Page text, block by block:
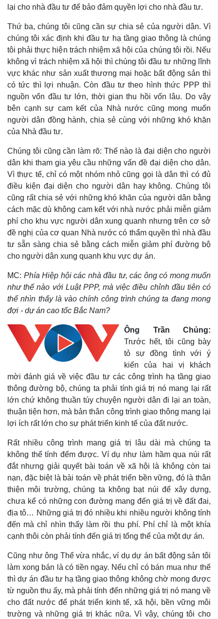
Văn hóa
Sân khấu - Điện ảnh
Văn học
Âm nhạc
Giải trí
Nghệ sĩ
Thời trang
Sao Việt
lại cho nhà đầu tư để bảo đảm quyền lợi cho nhà đầu tư.
Thứ ba, chúng tôi cũng cần sự chia sẻ của người dân. Vì
chúng tôi xác định khi đầu tư hạ tầng giao thông là chúng
tôi phải thực hiện trách nhiệm xã hội của chúng tôi rồi. Nếu
không vì trách nhiệm xã hội thì chúng tôi đầu tư những lĩnh
vực khác như sản xuất thương mại hoặc bất động sản thì
có tức thì lợi nhuận. Còn đầu tư theo hình thức PPP thì
nguồn vốn đầu tư lớn, thời gian thu hồi vốn lâu. Do vậy
bên cạnh sự cam kết của Nhà nước cũng mong muốn
người dân đồng hành, chia sẻ cùng với những khó khăn
của Nhà đầu tư.
Chúng tôi cũng cần làm rõ: Thế nào là đại diện cho người
dân khi tham gia yêu cầu những vấn đề đại diện cho dân.
Vì thực tế, chỉ có một nhóm nhỏ cũng gọi là dân thì có đủ
điều kiện đại diện cho người dân hay không. Chúng tôi
cũng rất chia sẻ với những khó khăn của người dân bằng
cách mặc dù không cam kết với nhà nước phải miễn giảm
phí cho khu vực người dân xung quanh nhưng trên cơ sở
đề nghị của cơ quan Nhà nước có thẩm quyền thì nhà đầu
tư sẵn sàng chia sẻ bằng cách miễn giảm phí đường bộ
cho người dân xung quanh khu vực dự án.
MC: Phía Hiệp hội các nhà đầu tư, các ông có mong muốn
như thế nào với Luật PPP, mà việc điều chỉnh đầu tiên có
thể nhìn thấy là vào chính công trình chúng ta đang mong
đợi - dự án cao tốc Bắc Nam?
Ông Trần Chủng:
Trước hết, tôi cũng bày
tỏ sự đồng tình với ý
kiến của hai vị khách
mời đánh giá về việc đầu tư các công trình hạ tầng giao
thông đường bộ, chúng ta phải tính giá trị nó mang lại rất
lớn chứ không thuần túy chuyện người dân đi lại an toàn,
thuận tiện hơn, mà bản thân công trình giao thông mang lại
lợi ích rất lớn cho sự phát triển kinh tế của đất nước.
Rất nhiều công trình mang giá trị lâu dài mà chúng ta
không thể tính đếm được. Ví dụ như làm hầm qua núi rất
đắt nhưng giải quyết bài toán về xã hội là không còn tai
nạn, đặc biệt là bài toán về phát triển bền vững, đó là thân
thiện môi trường, chúng ta không bạt núi để xây dựng,
chưa kể có những con đường mang đến giá trị về đất đai,
địa tô… Những giá trị đó nhiều khi nhiều người không tính
đến mà chỉ nhìn thấy làm rồi thu phí. Phí chỉ là một khía
cạnh thôi còn phải tính đến giá trị tổng thể của một dự án.
Cũng như ông Thế vừa nhắc, ví dụ dự án bất động sản tôi
làm xong bán là có tiền ngay. Nếu chỉ có bán mua như thế
thì dự án đầu tư hạ tầng giao thông không chờ mong được
từ nguồn thu ấy, mà phải tính đến những giá trị nó mang về
cho đất nước để phát triển kinh tế, xã hội, bền vững môi
trường và những giá trị khác nữa. Vì vậy, chúng tôi cho